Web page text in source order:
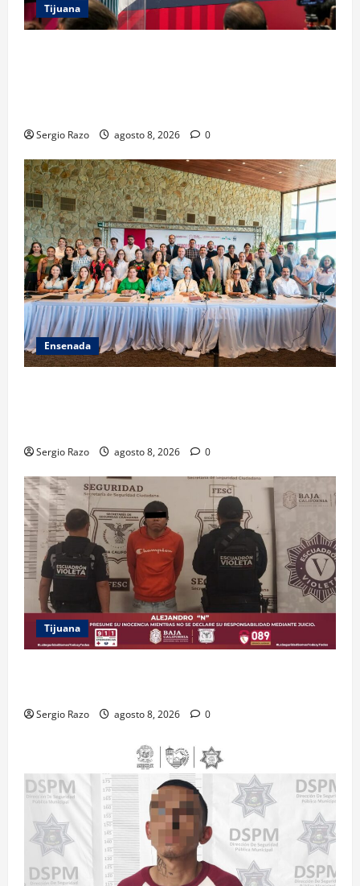
Tijuana
Sergio Razo agosto 8, 2026 0
Ensenada
Sergio Razo agosto 8, 2026 0
Tijuana
Sergio Razo agosto 8, 2026 0